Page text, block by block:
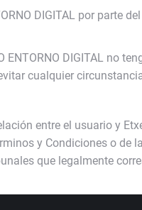
DIGITAL por parte
DIGITAL no
cualquier
entre el usuario y
y Condiciones o de
que legalmente